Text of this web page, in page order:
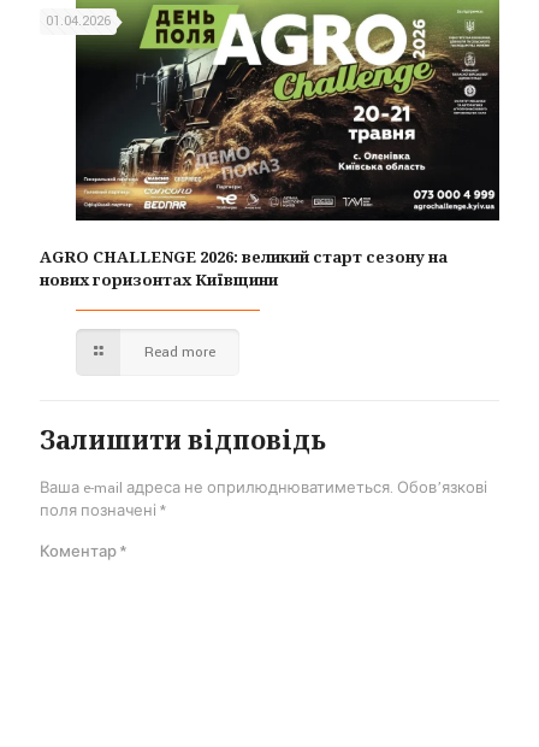
01.04.2026
AGRO CHALLENGE 2026: великий старт сезону на
нових горизонтах Київщини
Read more
Залишити відповідь
Ваша e-mail адреса не оприлюднюватиметься. Обов’язкові
поля позначені *
Коментар*